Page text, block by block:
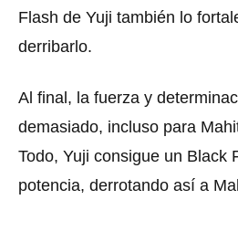
Flash de Yuji también lo
derribarlo.
Al final, la fuerza y
demasiado, incluso para
Todo, Yuji consigue un Black
potencia, derrotando así a